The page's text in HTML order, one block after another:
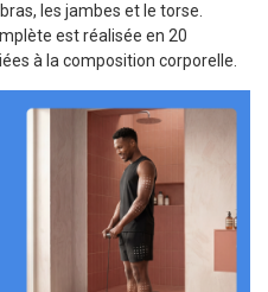
les jambes et le torse.
est réalisée en 20
à la composition corporelle.